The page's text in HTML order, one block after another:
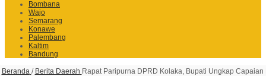
Bombana
Wajo
Semarang
Konawe
Palembang
Kaltim
Bandung
Beranda / Berita Daerah Rapat Paripurna DPRD Kolaka, Bupati Ungkap Capaian